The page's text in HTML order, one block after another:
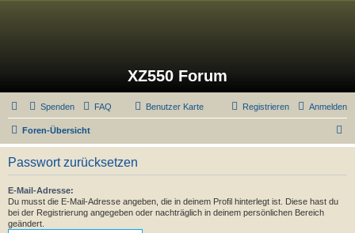
XZ550 Forum
Spenden FAQ Benutzer Karte Anmelden
Registrieren
Foren-Übersicht
u
Passwort zurücksetzen
E-Mail-Adresse:
Du musst die E-Mail-Adresse angeben, die in deinem Profil hinterlegt ist. Diese hast du
bei der Registrierung angegeben oder nachträglich in deinem persönlichen Bereich
geändert.